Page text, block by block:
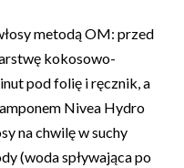
metodą OM: przed
kokosowo-
pod folię i ręcznik, a
Nivea Hydro
na chwilę w suchy
(woda spływająca po